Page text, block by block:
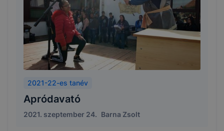
2021-22-es tanév
Apródavató
2021. szeptember 24. Barna Zsolt